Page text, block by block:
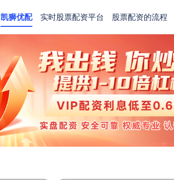
凯狮优配 实时股票配资平台 股票配资的流程